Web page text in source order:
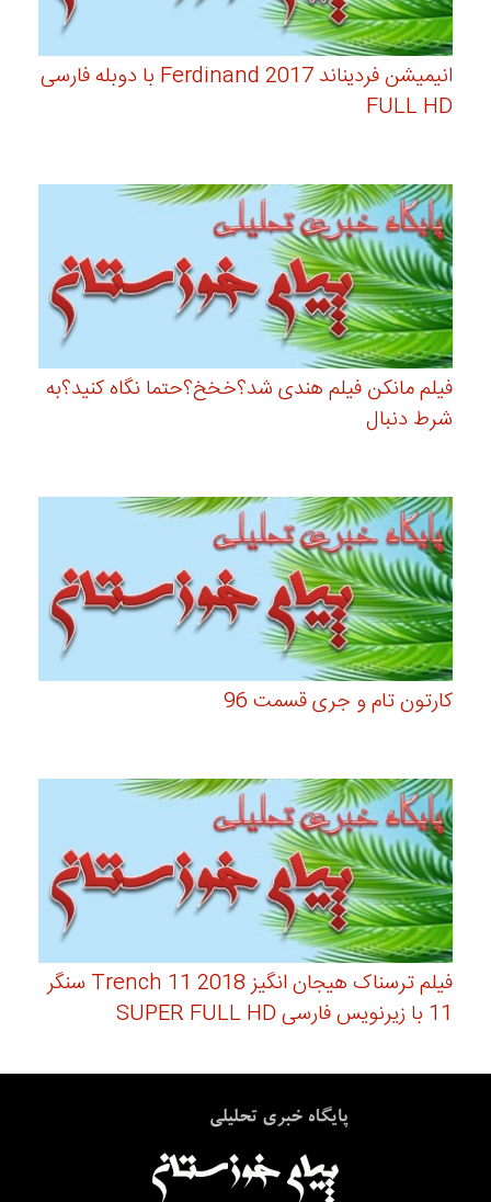
انیمیشن فردیناند Ferdinand 2017 با دوبله فارسی
FULL HD
فیلم مانکن فیلم هندی شد؟خخخ؟حتما نگاه کنید؟به
شرط دنبال
کارتون تام و جری قسمت 96
فیلم ترسناک هیجان انگیز Trench 11 2018 سنگر
11 با زیرنویس فارسی SUPER FULL HD